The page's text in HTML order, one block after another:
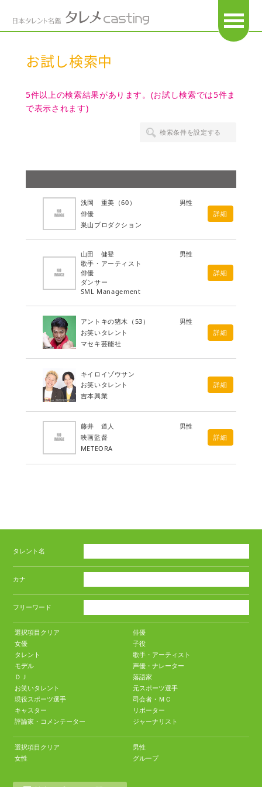
お試し検索中
5件以上の検索結果があります。(お試し検索では5件ま
で表示されます)
検索条件を設定する
浅岡 重美 （60）
男性
俳優
巣山プロダクション
詳細
山田 健登
男性
歌手・アーティスト
俳優
ダンサー
SML Management
詳細
アントキの猪木 （53）
男性
お笑いタレント
マセキ芸能社
詳細
キイロイゾウサン
お笑いタレント
吉本興業
詳細
藤井 道人
男性
映画監督
METEORA
詳細
タレント名
カナ
フリーワード
選択項目クリア
俳優
女優
子役
タレント
歌手・アーティスト
モデル
声優・ナレーター
ＤＪ
落語家
お笑いタレント
元スポーツ選手
現役スポーツ選手
司会者・ＭＣ
キャスター
リポーター
評論家・コメンテーター
ジャーナリスト
選択項目クリア
男性
女性
グループ